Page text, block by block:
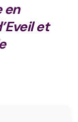
en
et